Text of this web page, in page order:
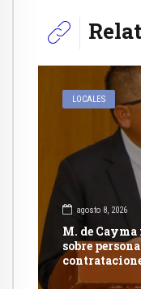
LOCALES
agosto 8, 2026
M. de
sobre
Contraloría